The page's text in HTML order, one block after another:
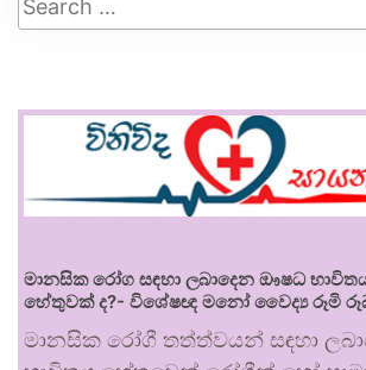
මානසික රෝග සඳහා ලබාදෙන ඖෂධ
හේතුවක් ද?- විශේෂඥ මනෝ වෛද්‍ය රූමි
මානසික රෝගී තත්ත්වයන් සඳහා